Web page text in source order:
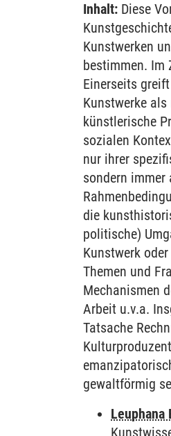
Inhalt: Diese
Kunstwerken
bestimmen. Im
Einerseits
Kunstwerke
künstlerische
sozialen
nur ihrer
sondern
die
politische)
Kunstwerk
Themen und
Mechanismen
Arbeit u.v.a.
Tatsache
gewaltförmig
Leuphana